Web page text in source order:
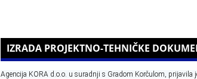
IZRADA PROJEKTNO-TEHNIČKE
Agencija KORA d.o.o. u suradnji s Gradom Korčulom,